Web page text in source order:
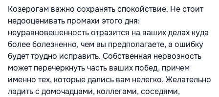
Козерогам важно сохранять спокойствие. Не стоит
недооценивать промахи этого дня:
неуравновешенность отразится на ваших делах куда
более болезненно, чем вы предполагаете, а ошибку
будет трудно исправить. Собственная нервозность
может перечеркнуть часть ваших побед, причем
именно тех, которые дались вам нелегко. Желательно
ладить с домочадцами, коллегами, соседями,